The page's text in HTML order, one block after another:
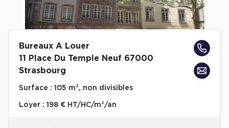
Bureaux A Louer
11 Place Du Temple Neuf 67000
Strasbourg
Surface : 105 m², non divisibles
Loyer : 198 € HT/HC/m²/an